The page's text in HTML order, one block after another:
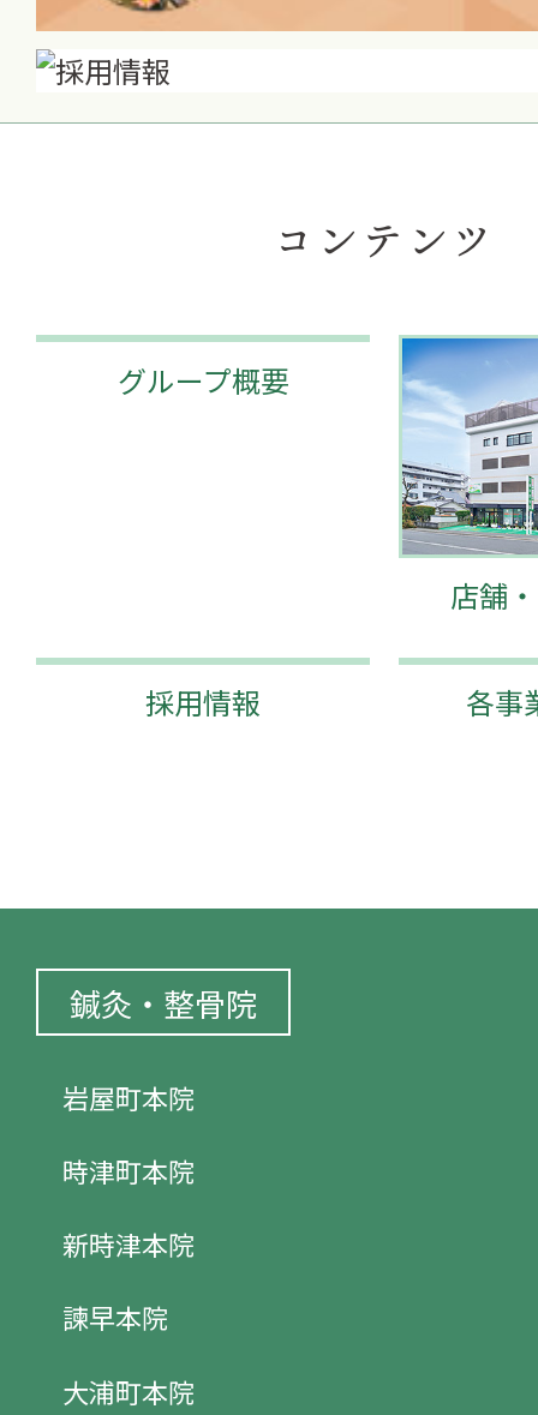
コンテンツ
グループ概要
店舗
採用情報 各事
鍼灸・整骨院
岩屋町本院
時津町本院
新時津本院
諫早本院
大浦町本院